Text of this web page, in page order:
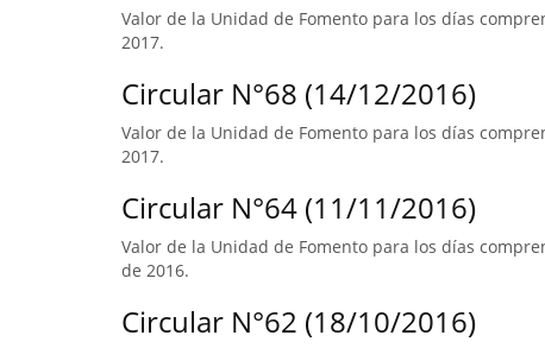
Valor de la Unidad de Fomento para los días
2017.
Circular N°68 (14/12/2016)
Valor de la Unidad de Fomento para los días
2017.
Circular N°64 (11/11/2016)
Valor de la Unidad de Fomento para los días
de 2016.
Circular N°62 (18/10/2016)